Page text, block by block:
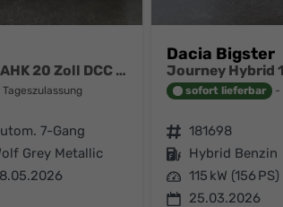
1.5 R-Line Black Line Matrix AHK 20 Zoll DCC el Heckklappe 4J Garantie
7-Gang
Grey Metallic
Dacia Bigster
sofort lieferbar
Fahrzeugnr. 181698
Kraftstoff Hybrid Benzin
Leistung 115 kW (156 PS)
25.03.2026